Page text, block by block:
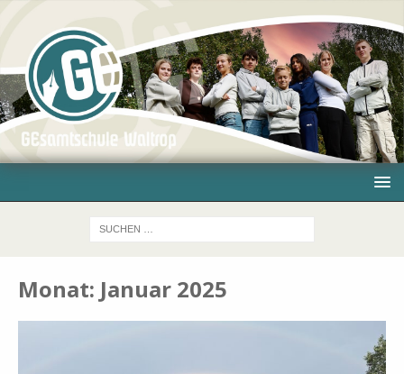
Monat: Januar 2025